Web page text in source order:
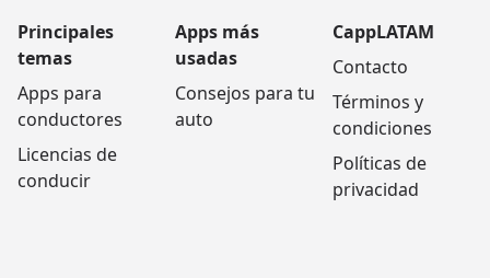
Principales
temas
Apps para
conductores
Licencias de
conducir
Apps más
usadas
Consejos para tu
auto
CappLATAM
Contacto
Términos y
condiciones
Políticas de
privacidad